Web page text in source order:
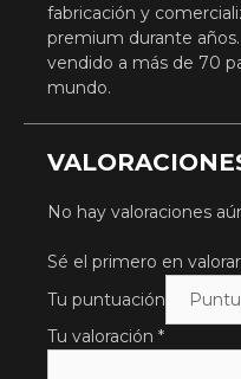
fabricación y
premium durante
vendido a más de 70
mundo.
No hay valoraciones
Sé el primero en
Tu puntuación
Tu valoración *